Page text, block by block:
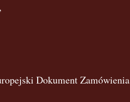
Dokument Zamówienia